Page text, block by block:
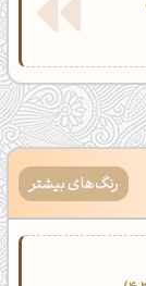
رنگ‌های بیشتر